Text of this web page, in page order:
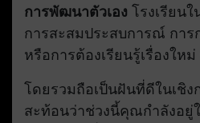
การพัฒนาตัวเอง โรงเรียน
การสะสมประสบการณ์ การ
หรือการต้องเรียนรู้เรื่องให
โดยรวมถือเป็นฝันที่ดีในเชิง
สะท้อนว่าช่วงนี้คุณกำลังอยู่